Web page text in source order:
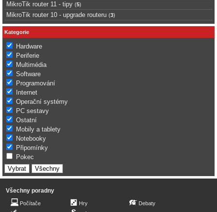
MikroTik router 11 - tipy (5)
MikroTik router 10 - upgrade routeru (3)
Kategorie
Hardware
Periferie
Multimédia
Software
Programování
Internet
Operační systémy
PC sestavy
Ostatní
Mobily a tablety
Notebooky
Připomínky
Pokec
Všechny poradny
Počítače
Hry
Debaty